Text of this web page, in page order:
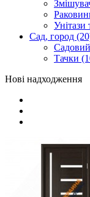
Унітази
Сад, город
Тачки
Нові надходження